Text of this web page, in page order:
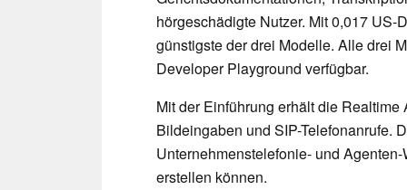
hörgeschädigte Nutzer. Mit 0,017
günstigste der drei Modelle. Alle drei
Developer Playground verfügbar.
Mit der Einführung erhält die
Bildeingaben und SIP-Telefonanrufe.
Unternehmenstelefonie- und
erstellen können.